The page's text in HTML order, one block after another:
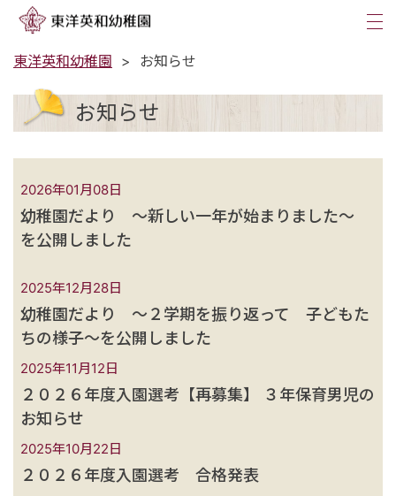
東洋英和幼稚園
お知らせ
お知らせ
2026年01月08日
幼稚園だより ～新しい一年が始まりました～
を公開しました
2025年12月28日
幼稚園だより ～２学期を振り返って 子どもた
ちの様子～を公開しました
2025年11月12日
２０２６年度入園選考【再募集】 ３年保育男児の
お知らせ
2025年10月22日
２０２６年度入園選考 合格発表